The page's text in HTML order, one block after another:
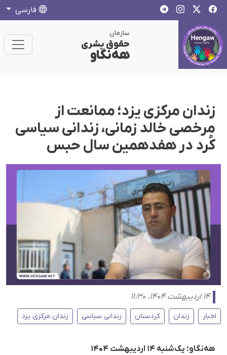
فارسی
سازمان
حقوق بشری
هەنگاو
زندان مرکزی یزد؛ ممانعت از
مرخصی خالد زمانی، زندانی سیاسی
کُرد در هفدهمین سال حبس
۱۴ اردیبهشت ۱۴۰۴، ۱۱:۳۰
اخبار زندان کردستان زندانی سیاسی زندان مرکزی یزد
هه‌نگاو؛ یک‌شنبه ۱۴ اردیبهشت ۱۴۰۴